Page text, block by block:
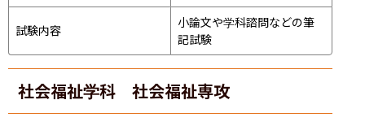
試験内容
小論文や学科諮問などの筆
記試験
社会福祉学科 社会福祉専攻